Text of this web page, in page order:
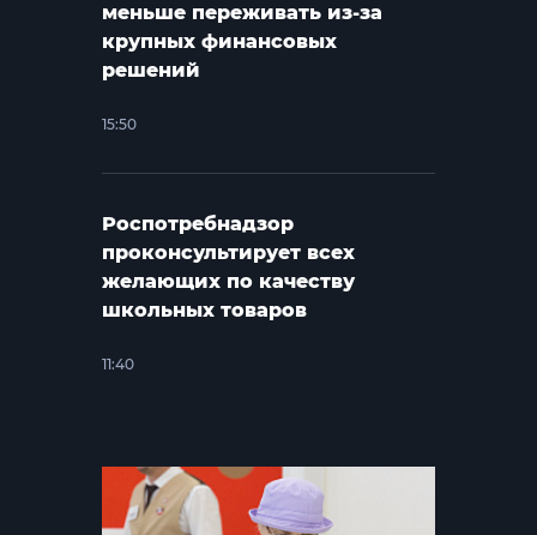
меньше переживать из-за
крупных финансовых
решений
15:50
Роспотребнадзор
проконсультирует всех
желающих по качеству
школьных товаров
11:40